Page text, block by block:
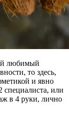
любимый
то здесь,
и явно
специалиста, или
в 4 руки, лично